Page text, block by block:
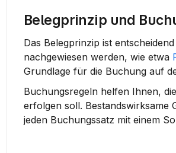
Belegprinzip und
Das Belegprinzip ist
nachgewiesen werden, wie etwa
Grundlage für die Buchung auf
Buchungsregeln helfen Ihnen,
erfolgen soll. Bestandswirksame
jeden Buchungssatz mit einem